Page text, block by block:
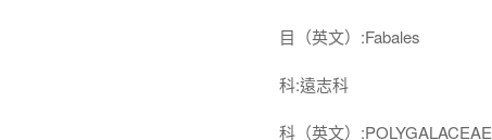
目（英文）:Fabales
科:遠志科
科（英文）:POLYGALACEAE